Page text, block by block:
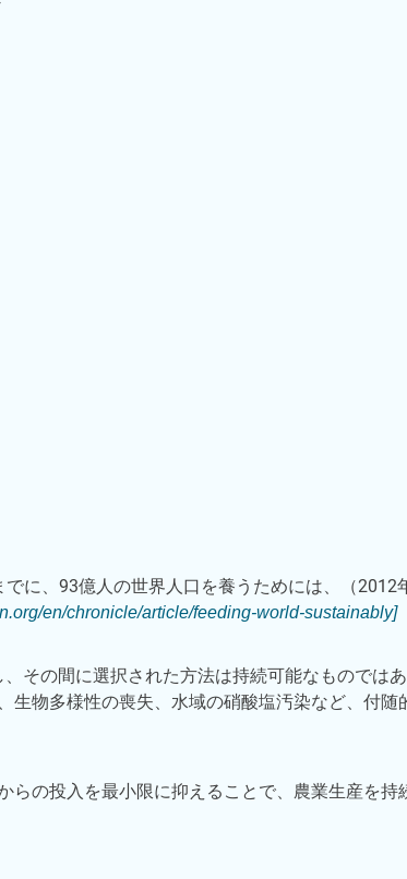
に、93億人の世界人口を養うためには、（2012
en/chronicle/article/feeding-world-sustainably]
その間に選択された方法は持続可能なものではあ
生物多様性の喪失、水域の硝酸塩汚染など、付随
の投入を最小限に抑えることで、農業生産を持